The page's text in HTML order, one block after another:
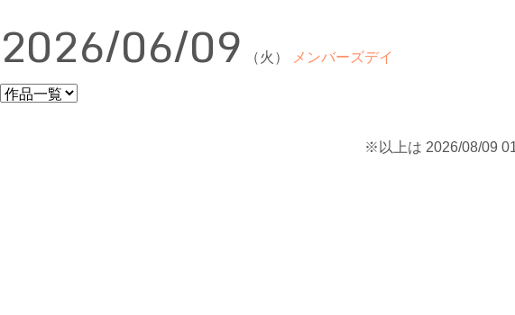
2026/06/09 （火） メンバーズデイ
※以上は 2026/08/09